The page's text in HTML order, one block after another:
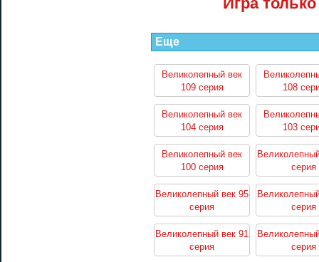
Еще
Великолепный век
109 серия
108
Великолепный век
104 серия
103
Великолепный век
100 серия
серия
Великолепный век 95
серия
серия
Великолепный век 91
серия
серия